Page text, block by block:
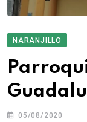
NARANJILLO
05/08/2020